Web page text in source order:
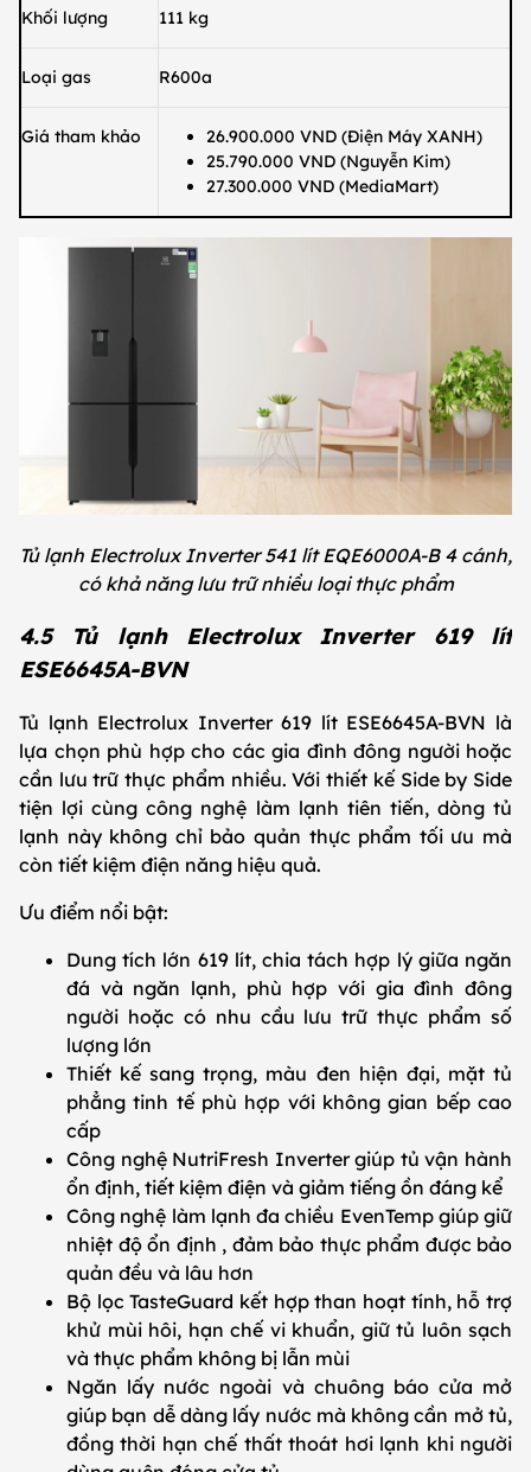
Khối lượng 111 kg
Loại gas R600a
Giá tham khảo
26.900.000 VND (Điện Máy XANH)
25.790.000 VND (Nguyễn Kim)
27.300.000 VND (MediaMart)
Tủ lạnh Electrolux Inverter 541 lít EQE6000A-B 4 cánh,
có khả năng lưu trữ nhiều loại thực phẩm
4.5 Tủ lạnh Electrolux Inverter 619 lít
ESE6645A-BVN
Tủ lạnh Electrolux Inverter 619 lít ESE6645A-BVN là
lựa chọn phù hợp cho các gia đình đông người hoặc
cần lưu trữ thực phẩm nhiều. Với thiết kế Side by Side
tiện lợi cùng công nghệ làm lạnh tiên tiến, dòng tủ
lạnh này không chỉ bảo quản thực phẩm tối ưu mà
còn tiết kiệm điện năng hiệu quả.
Ưu điểm nổi bật:
Dung tích lớn 619 lít, chia tách hợp lý giữa ngăn
đá và ngăn lạnh, phù hợp với gia đình đông
người hoặc có nhu cầu lưu trữ thực phẩm số
lượng lớn
Thiết kế sang trọng, màu đen hiện đại, mặt tủ
phẳng tinh tế phù hợp với không gian bếp cao
cấp
Công nghệ NutriFresh Inverter giúp tủ vận hành
ổn định, tiết kiệm điện và giảm tiếng ồn đáng kể
Công nghệ làm lạnh đa chiều EvenTemp giúp giữ
nhiệt độ ổn định , đảm bảo thực phẩm được bảo
quản đều và lâu hơn
Bộ lọc TasteGuard kết hợp than hoạt tính, hỗ trợ
khử mùi hôi, hạn chế vi khuẩn, giữ tủ luôn sạch
và thực phẩm không bị lẫn mùi
Ngăn lấy nước ngoài và chuông báo cửa mở
giúp bạn dễ dàng lấy nước mà không cần mở tủ,
đồng thời hạn chế thất thoát hơi lạnh khi người